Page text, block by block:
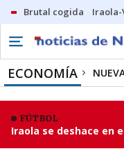
Brutal cogida
ECONOMÍA
FÚTBOL
Iraola se deshace en